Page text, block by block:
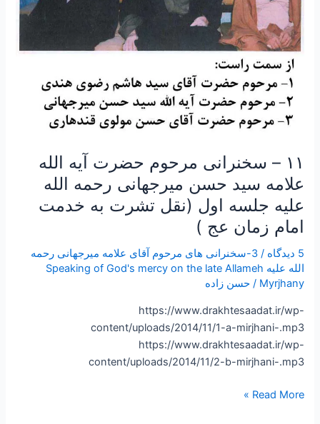
۱۱ – سخنرانی مرحوم حضرت آیه الله
علامه سید حسن میرجهانی رحمه الله
علیه جلسه اول (نقل تشرت به خدمت
امام زمان عج )
5 دیدگاه / 3-سخنرانی های مرحوم آقای علامه میرجهانی رحمه
الله علیه Speaking of God's mercy on the late Allameh
Myrjhany
/حسن زاده
https://www.drakhtesaadat.ir/wp-
content/uploads/2014/11/1-a-mirjhani-.mp3
https://www.drakhtesaadat.ir/wp-
content/uploads/2014/11/2-b-mirjhani-.mp3
حسن
میرجهانی
رحمه
الله
علیه
جلسه
اول
تشرت
خدمت
امام
زمان
)
Read More »